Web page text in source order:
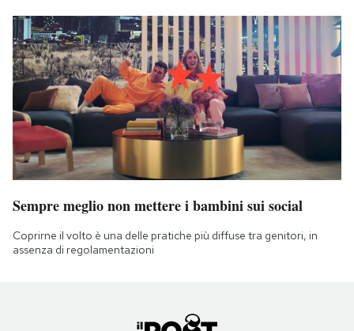
Sempre meglio non mettere i bambini sui social
Coprirne il volto è una delle pratiche più diffuse tra genitori, in
assenza di regolamentazioni